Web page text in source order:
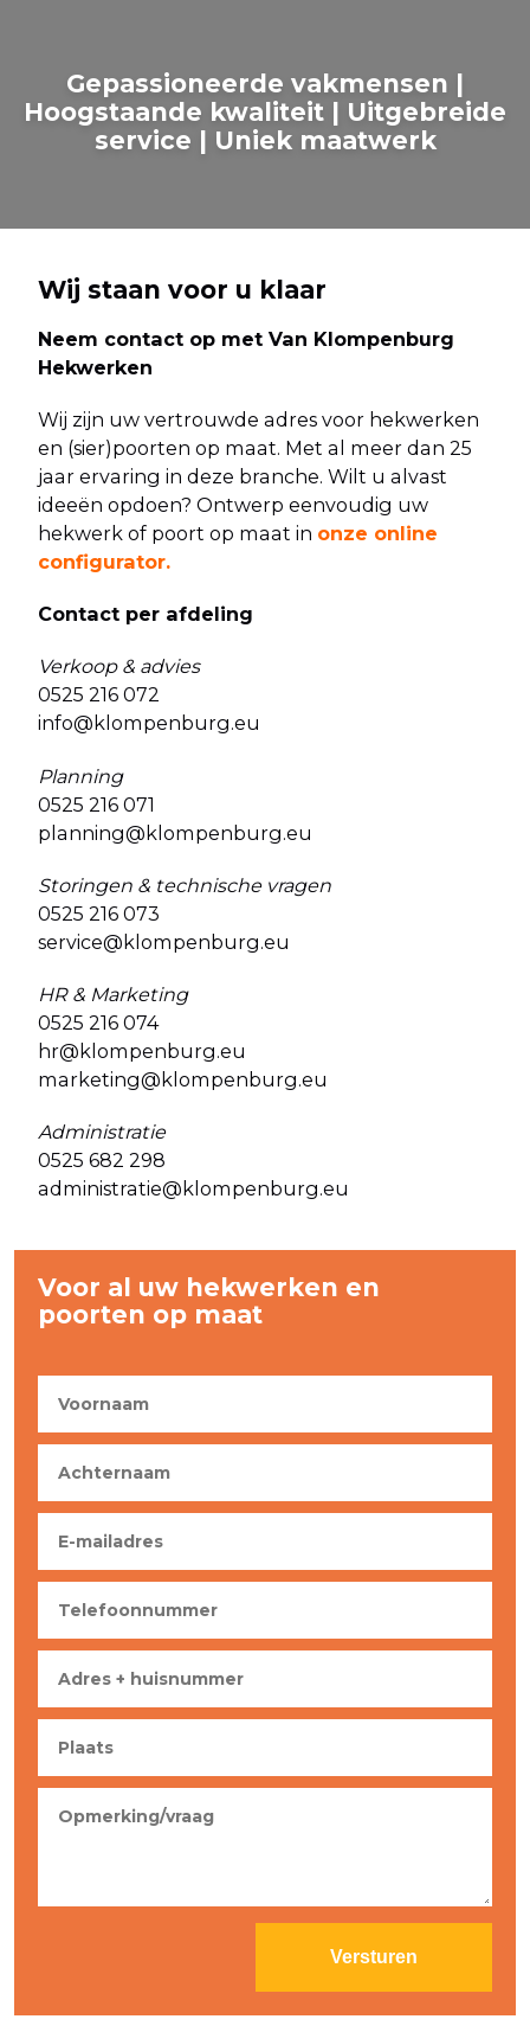
Gepassioneerde vakmensen |
Hoogstaande kwaliteit | Uitgebreide
service | Uniek maatwerk
Wij staan voor u klaar
Neem contact op met Van Klompenburg
Hekwerken
Wij zijn uw vertrouwde adres voor hekwerken
en (sier)poorten op maat. Met al meer dan 25
jaar ervaring in deze branche. Wilt u alvast
ideeën opdoen? Ontwerp eenvoudig uw
hekwerk of poort op maat in onze online
configurator.
Contact per afdeling
Verkoop & advies
0525 216 072
info@klompenburg.eu
Planning
0525 216 071
planning@klompenburg.eu
Storingen & technische vragen
0525 216 073
service@klompenburg.eu
HR & Marketing
0525 216 074
hr@klompenburg.eu
marketing@klompenburg.eu
Administratie
0525 682 298
administratie@klompenburg.eu
Voor al uw hekwerken en
poorten op maat